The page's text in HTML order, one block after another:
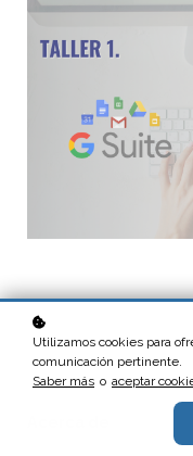
Utilizamos cookies para
comunicación pertinente.
Saber más o aceptar